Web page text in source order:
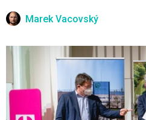
KATEGORIE
FINTECHTwitter
Marek Vacovský